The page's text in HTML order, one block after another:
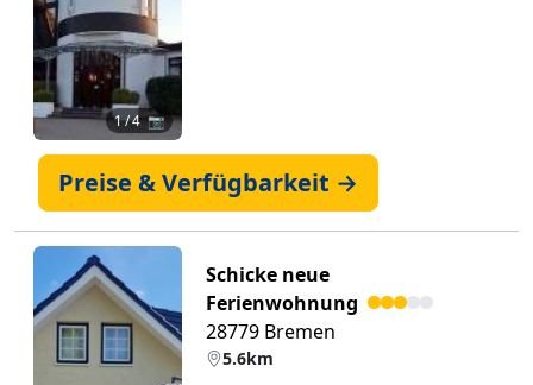
1/ 4 📷
Preise & Verfügbarkeit →
Schicke neue
Ferienwohnung
28779 Bremen
5.6km